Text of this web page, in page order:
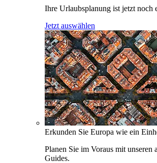
Ihre Urlaubsplanung ist jetzt noch
Jetzt auswählen
Erkunden Sie Europa wie ein
Planen Sie im Voraus mit unseren
Guides.